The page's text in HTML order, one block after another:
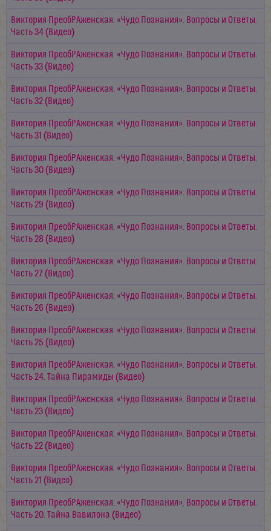
Виктория ПреобРАженская. «Чудо Познания». Вопросы и Ответы.
Часть 34 (Видео)
Виктория ПреобРАженская. «Чудо Познания». Вопросы и Ответы.
Часть 33 (Видео)
Виктория ПреобРАженская. «Чудо Познания». Вопросы и Ответы.
Часть 32 (Видео)
Виктория ПреобРАженская. «Чудо Познания». Вопросы и Ответы.
Часть 31 (Видео)
Виктория ПреобРАженская. «Чудо Познания». Вопросы и Ответы.
Часть 30 (Видео)
Виктория ПреобРАженская. «Чудо Познания». Вопросы и Ответы.
Часть 29 (Видео)
Виктория ПреобРАженская. «Чудо Познания». Вопросы и Ответы.
Часть 28 (Видео)
Виктория ПреобРАженская. «Чудо Познания». Вопросы и Ответы.
Часть 27 (Видео)
Виктория ПреобРАженская. «Чудо Познания». Вопросы и Ответы.
Часть 26 (Видео)
Виктория ПреобРАженская. «Чудо Познания». Вопросы и Ответы.
Часть 25 (Видео)
Виктория ПреобРАженская. «Чудо Познания». Вопросы и Ответы.
Часть 24. Тайна Пирамиды (Видео)
Виктория ПреобРАженская. «Чудо Познания». Вопросы и Ответы.
Часть 23 (Видео)
Виктория ПреобРАженская. «Чудо Познания». Вопросы и Ответы.
Часть 22 (Видео)
Виктория ПреобРАженская. «Чудо Познания». Вопросы и Ответы.
Часть 21 (Видео)
Виктория ПреобРАженская. «Чудо Познания». Вопросы и Ответы.
Часть 20. Тайна Вавилона (Видео)